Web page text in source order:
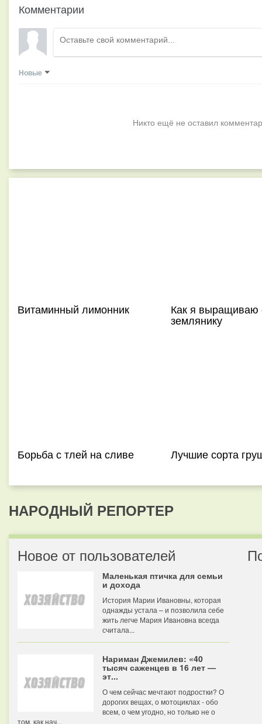
Комментарии
Новые
Никто ещё не оставил
Витаминный лимонник Как я выращиваю
землянику
Борьба с тлей на сливе Лучшие сорта
НАРОДНЫЙ РЕПОРТЕР
Новое от пользователей
Маленькая птичка для семьи
и дохода
История Марии Ивановны, которая
однажды устала – и позволила себе
жить легче Мария Ивановна всегда
считала...
Нариман Джемилев: «40
тысяч саженцев в 16 лет —
эт...
О чем сейчас мечтают подростки? О
дорогих вещах, о мотоциклах - обо
всем, о чем угодно, но только не о
том, как нач...